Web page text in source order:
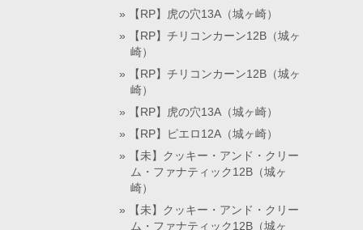
【RP】虎の穴13A（城ヶ崎）
【RP】チリコンカーン12B（城ヶ
崎）
【RP】チリコンカーン12B（城ヶ
崎）
【RP】虎の穴13A（城ヶ崎）
【RP】ピエロ12A（城ヶ崎）
【未】クッキー・アンド・クリー
ム・ファナティック12B（城ヶ
崎）
【未】クッキー・アンド・クリー
ム・ファナティック12B（城ヶ